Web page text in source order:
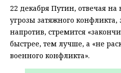
22 декабря Путин, отвечая
угрозы затяжного конфликта,
напротив, стремится
быстрее, тем лучше, а «не
военного конфликта».